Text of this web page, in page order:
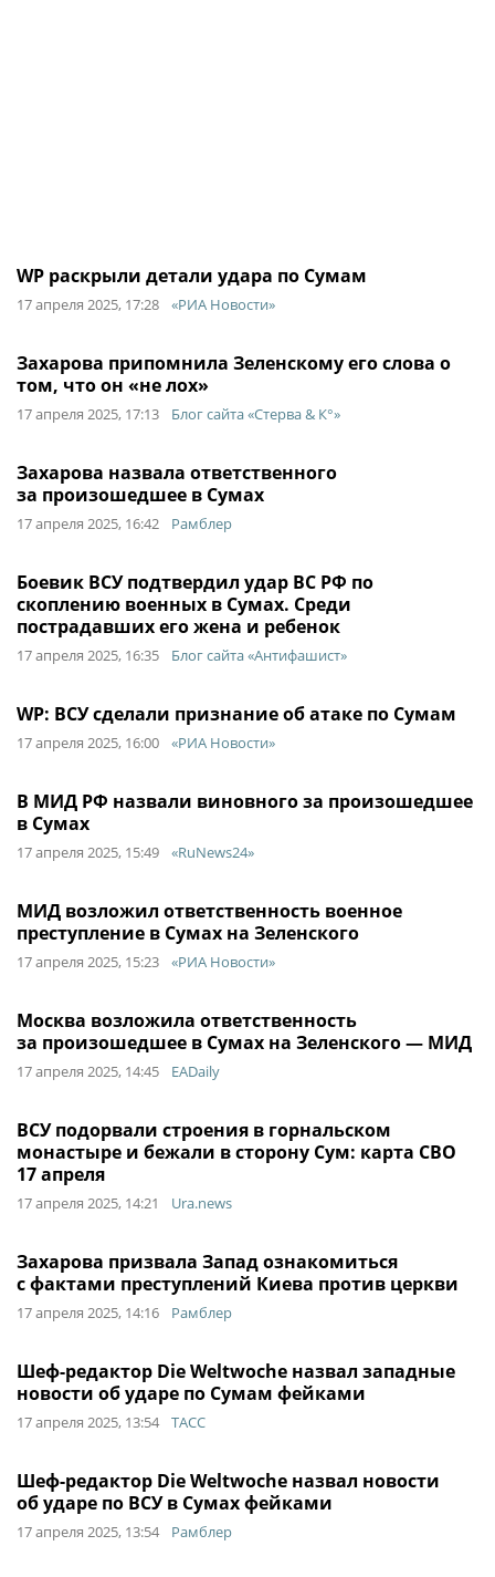
WP раскрыли детали удара по Сумам
17 апреля 2025, 17:28 «РИА Новости»
Захарова припомнила Зеленскому его слова о
том, что он «не лох»
17 апреля 2025, 17:13 Блог сайта «Стерва & К°»
Захарова назвала ответственного
за произошедшее в Сумах
17 апреля 2025, 16:42 Рамблер
Боевик ВСУ подтвердил удар ВС РФ по
скоплению военных в Сумах. Среди
пострадавших его жена и ребенок
17 апреля 2025, 16:35 Блог сайта «Антифашист»
WP: ВСУ сделали признание об атаке по Сумам
17 апреля 2025, 16:00 «РИА Новости»
В МИД РФ назвали виновного за произошедшее
в Сумах
17 апреля 2025, 15:49 «RuNews24»
МИД возложил ответственность военное
преступление в Сумах на Зеленского
17 апреля 2025, 15:23 «РИА Новости»
Москва возложила ответственность
за произошедшее в Сумах на Зеленского — МИД
17 апреля 2025, 14:45 EADaily
ВСУ подорвали строения в горнальском
монастыре и бежали в сторону Сум: карта СВО
17 апреля
17 апреля 2025, 14:21 Ura.news
Захарова призвала Запад ознакомиться
с фактами преступлений Киева против церкви
17 апреля 2025, 14:16 Рамблер
Шеф-редактор Die Weltwoche назвал западные
новости об ударе по Сумам фейками
17 апреля 2025, 13:54 ТАСС
Шеф-редактор Die Weltwoche назвал новости
об ударе по ВСУ в Сумах фейками
17 апреля 2025, 13:54 Рамблер